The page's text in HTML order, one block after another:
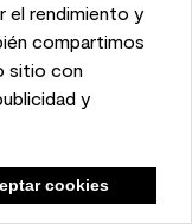
user experience
on our website.
use of our site
analytics
Cookies
el rendimiento y
compartimos
sitio con
y
cookies
400-450
1 hora